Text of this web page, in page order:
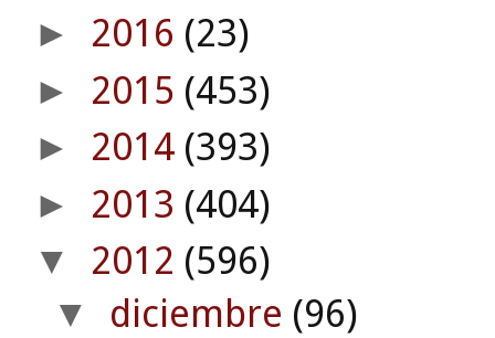
► 2016 (23)
► 2015 (453)
► 2014 (393)
► 2013 (404)
▼ 2012 (596)
▼ diciembre (96)